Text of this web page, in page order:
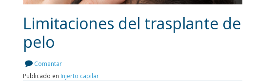
Limitaciones del trasplante de
pelo
Comentar
Publicado en Injerto capilar